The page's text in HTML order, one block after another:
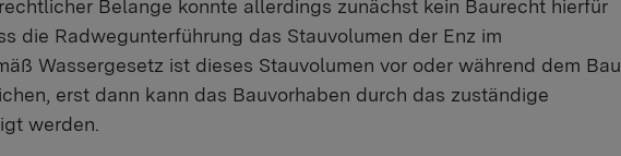
Belange konnte allerdings zunächst kein Baurecht hierfür
die Radwegunterführung das Stauvolumen der Enz im
Wassergesetz ist dieses Stauvolumen vor oder während dem Bau
erst dann kann das Bauvorhaben durch das zuständige
werden.